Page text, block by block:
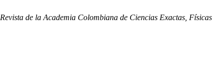
Revista de la Academia Colombiana de Ciencias Exactas, Físicas